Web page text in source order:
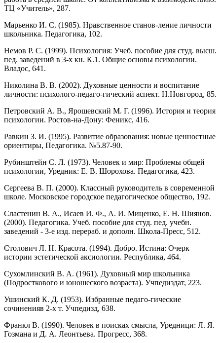
ТЦ «Учитель», 287.
Марьенко И. С. (1985). Нравственное станов-ление личности
школьника. Педагогика, 102.
Немов Р. С. (1999). Психология: Учеб. пособие для студ. высш.
пед. заведений в 3-х кн. К.1. Общие основы психологии.
Владос, 641.
Николина В. В. (2002). Духовные ценности и воспитание
лично­сти: психолого-педаго-гический аспект. Н.Новгород, 85.
Петровский А. В., Ярошевский М. Г. (1996). История и теория
психологии. Ростов-на-Дону: Феникс, 416.
Равкин З. И. (1995). Развитие образования: новые ценно­стные
ориентиры, Педагогика. №5.87-90.
Рубинштейн С. Л. (1973). Человек и мир: Проблемы общей
психо­логии, Уредник: Е. В. Шорохова. Педагогика, 423.
Сергеева В. П. (2000). Классный руководитель в современной
школе. Московское городское педагогическое общество, 192.
Сластенин В. А., Исаев И. Ф., А. И. Миценко, Е. Н. Шиянов.
(2000). Педагогика. Учеб. пособие для студ. пед. учебн.
заведений - 3-е изд. перераб. и дополн. Школа-Пресс, 512.
Столович Л. Н. Красота. (1994). Добро. Истина: Очерк
истории эс­тетической аксиологии. Республика, 464.
Сухомлинский В. А. (1961). Духовный мир школьника
(Подрост­кового и юношеского возраста). Учпедиздат, 223.
Ушинский К. Д. (1953). Избранные педаго-гические
сочиненияв 2-х т. Учпедизд, 638.
Франкл В. (1990). Человек в поисках смысла, Уредници: Л. Я.
Гозмана и Д. А. Леонтьева. Прогресс, 368.